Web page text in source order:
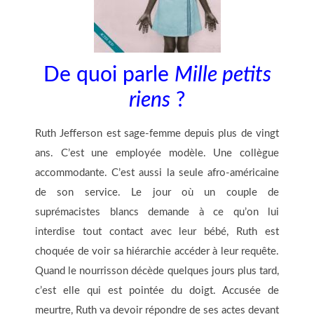
De quoi parle Mille petits
riens ?
Ruth Jefferson est sage-femme depuis plus de vingt
ans. C’est une employée modèle. Une collègue
accommodante. C’est aussi la seule afro-américaine
de son service. Le jour où un couple de
suprémacistes blancs demande à ce qu’on lui
interdise tout contact avec leur bébé, Ruth est
choquée de voir sa hiérarchie accéder à leur requête.
Quand le nourrisson décède quelques jours plus tard,
c’est elle qui est pointée du doigt. Accusée de
meurtre, Ruth va devoir répondre de ses actes devant